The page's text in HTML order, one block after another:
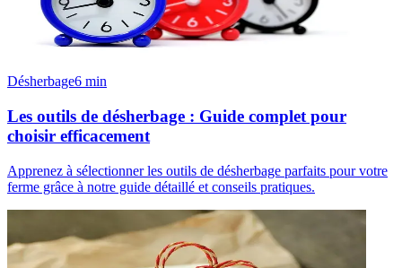
Désherbage6 min
Les outils de désherbage : Guide complet pour
choisir efficacement
Apprenez à sélectionner les outils de désherbage parfaits pour votre
ferme grâce à notre guide détaillé et conseils pratiques.